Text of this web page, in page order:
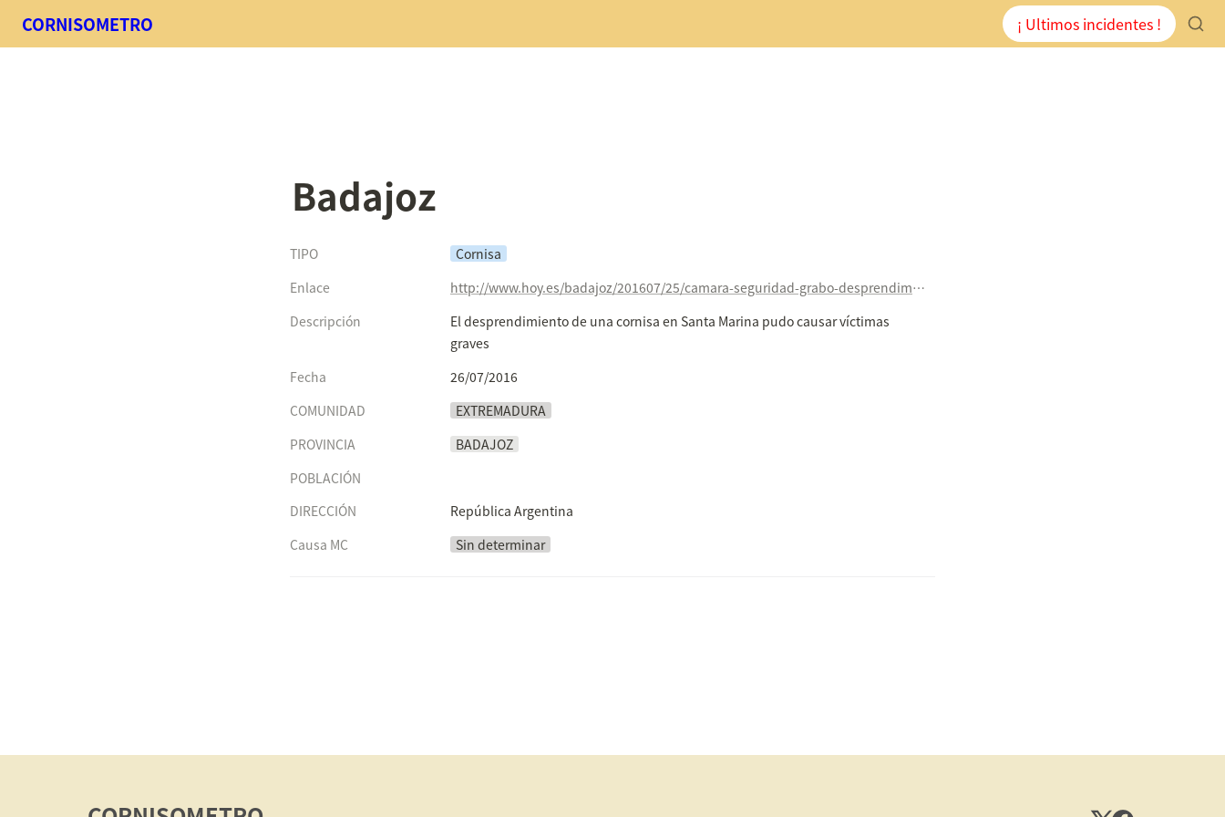
CORNISOMETRO ¡ Ultimos incidentes !
Badajoz
TIPO
Cornisa
Enlace
http://www.hoy.es/badajoz/201607/25/camara-seguridad-grabo-desprendimiento-20160725180630.html?utm_medium=twitter&utm_source=twitterfeed
Descripción
El desprendimiento de una cornisa en Santa Marina pudo causar víctimas
graves
Fecha
26/07/2016
COMUNIDAD
EXTREMADURA
PROVINCIA
BADAJOZ
POBLACIÓN
DIRECCIÓN
República Argentina
Causa MC
Sin determinar